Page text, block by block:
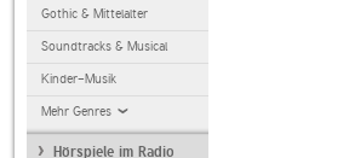
Gothic & Mittelalter
Soundtracks & Musical
Kinder-Musik
Mehr Genres
Hörspiele im Radio